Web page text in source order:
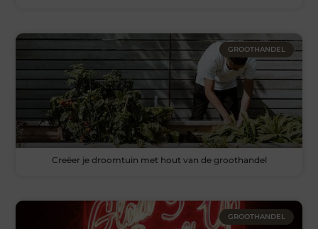
GROOTHANDEL
Creëer je droomtuin met hout van de groothandel
GROOTHANDEL